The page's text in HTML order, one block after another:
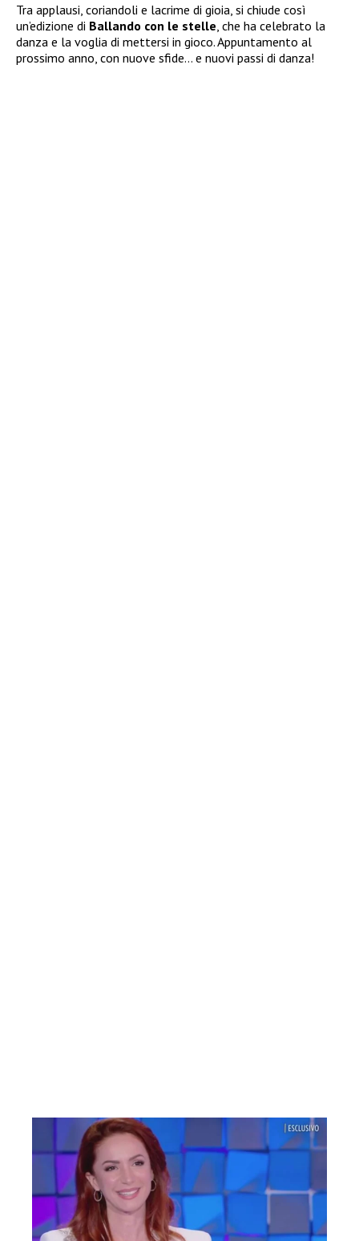
Tra applausi, coriandoli e lacrime di gioia, si chiude così
un’edizione di Ballando con le stelle, che ha celebrato la
danza e la voglia di mettersi in gioco. Appuntamento al
prossimo anno, con nuove sfide… e nuovi passi di danza!